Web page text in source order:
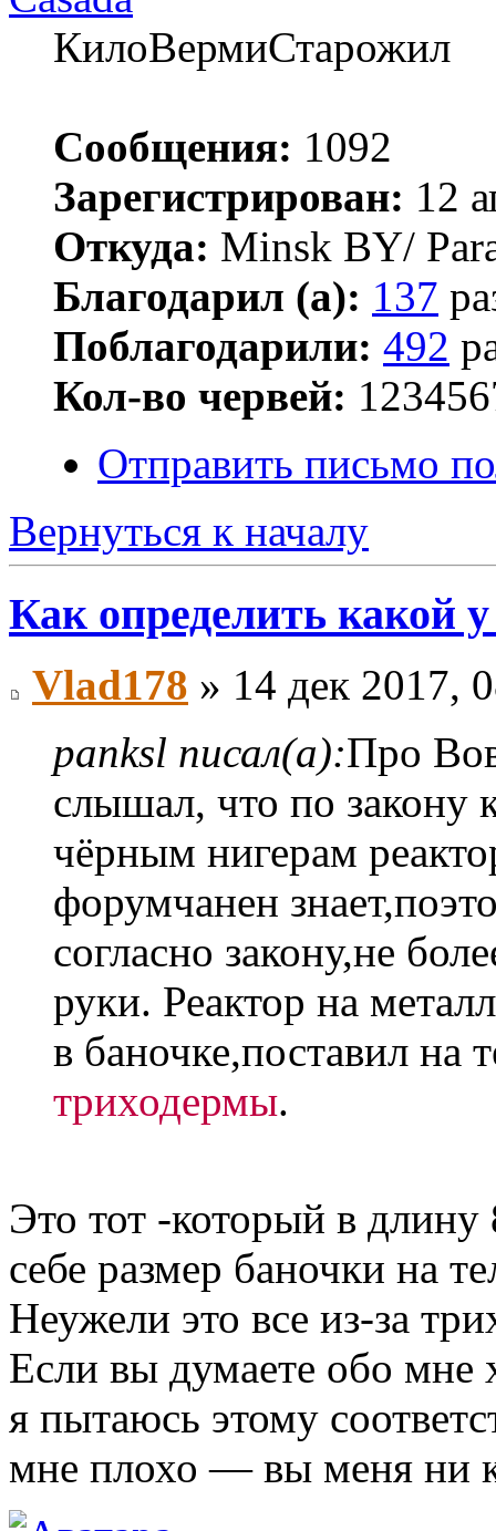
КилоВермиСтарожил
Сообщения: 1092
Зарегистрирован: 12
Откуда: Minsk BY/
Благодарил (а): 137
Поблагодарили: 492
Кол-во червей:
Отправить письмо
Вернуться к началу
Как определить какой
Vlad178 » 14 дек 2017,
panksl писал(а):Про
слышал, что по закону
чёрным нигерам
форумчанен
согласно закону,не
руки. Реактор на
в баночке,поставил на
триходермы.
Это тот -который в длину
себе размер баночки на
Неужели это все из-за
Если вы думаете обо
я пытаюсь этому
мне плохо — вы меня ни